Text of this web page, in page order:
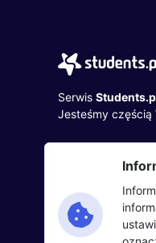
Serwis
Jesteśmy częścią
ul. Twarda 18,
+48 518 637 436
NIP: 9452235137